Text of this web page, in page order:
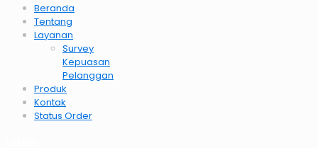
Beranda
Tentang
Layanan
Survey
Kepuasan
Pelanggan
Produk
Kontak
Status Order